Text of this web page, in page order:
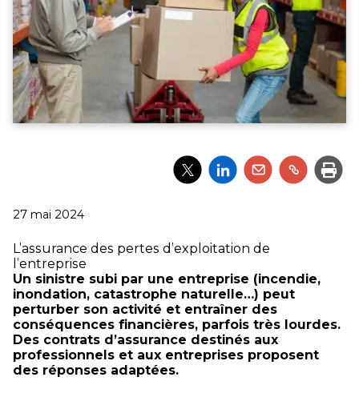
Partager
l'article
Partager
l'article
Partager
l'article
Partager
l'article
Publié
27 mai 2024
L’assurance des pertes d’exploitation de
l’entreprise
Un sinistre subi par une entreprise (incendie,
inondation, catastrophe naturelle…) peut
perturber son activité et entraîner des
conséquences financières, parfois très lourdes.
Des contrats d’assurance destinés aux
professionnels et aux entreprises proposent
des réponses adaptées.